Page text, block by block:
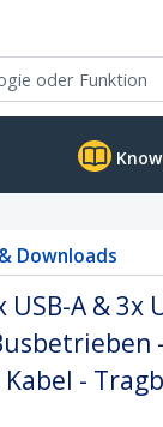
Downloads
A & 3x
-